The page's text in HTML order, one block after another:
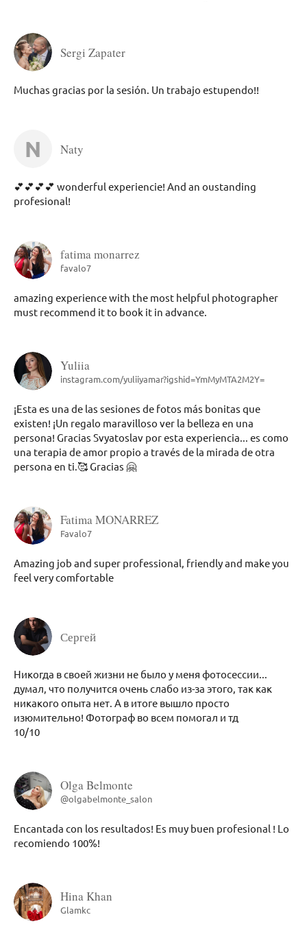
Sergi Zapater
Muchas gracias por la sesión. Un trabajo estupendo!!
N Naty
💕💕💕💕 wonderful experiencie! And an oustanding
profesional!
fatima monarrez
favalo7
amazing experience with the most helpful photographer
must recommend it to book it in advance.
Yuliia
instagram.com/yuliiyamar?igshid=YmMyMTA2M2Y=
¡Esta es una de las sesiones de fotos más bonitas que
existen! ¡Un regalo maravilloso ver la belleza en una
persona! Gracias Svyatoslav por esta experiencia... es como
una terapia de amor propio a través de la mirada de otra
persona en ti.🥰 Gracias 🤗
Fatima MONARREZ
Favalo7
Amazing job and super professional, friendly and make you
feel very comfortable
Сергей
Никогда в своей жизни не было у меня фотосессии...
думал, что получится очень слабо из-за этого, так как
никакого опыта нет. А в итоге вышло просто
изюмительно! Фотограф во всем помогал и тд
10/10
Olga Belmonte
@olgabelmonte_salon
Encantada con los resultados! Es muy buen profesional ! Lo
recomiendo 100%!
Hina Khan
Glamkc